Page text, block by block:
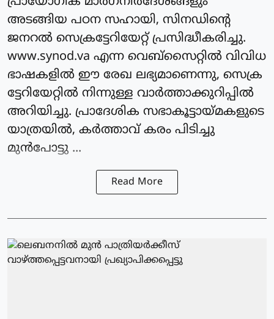
അടങ്ങിയ പഠന സഹായി, സിനഡിന്റെ
ജനറല്‍ സെക്രട്ടേറിയേറ്റ് പ്രസിദ്ധീകരിച്ചു.
www.synod.va എന്ന വെബ്സൈറ്റില്‍ വിവിധ
ഭാഷകളില്‍ ഈ രേഖ ലഭ്യമാണെന്നു, സെക്ര
ട്ടേറിയേറ്റില്‍ നിന്നുള്ള വാര്‍ത്താക്കുറിപ്പില്‍
അറിയിച്ചു. പ്രാദേശിക സഭാകൂട്ടായ്മകളുടെ
യാത്രയില്‍, കര്‍ത്താവ് കരം പിടിച്ചു
മുന്‍പോട്ടു ...
Read More